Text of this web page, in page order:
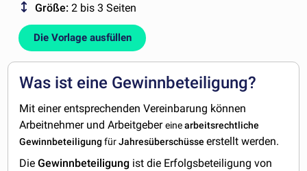
FAQ
KONTAKT
MEIN KONTO
Größe: 2 bis 3 Seiten
Die Vorlage ausfüllen
Was ist eine Gewinnbeteiligung?
Mit einer entsprechenden Vereinbarung können
Arbeitnehmer und Arbeitgebereinearbeitsrechtliche
Gewinnbeteiligung fürJahresüberschüsse erstellt werden.
DieGewinnbeteiligung ist die Erfolgsbeteiligung von